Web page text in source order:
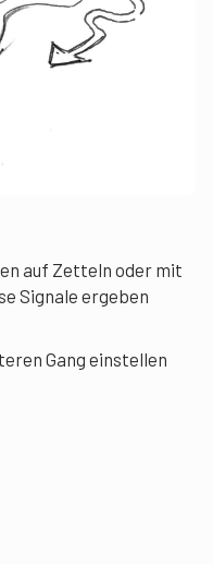
auf Zetteln oder mit
Signale ergeben
Gang einstellen